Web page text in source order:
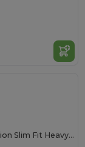
Tricou pentru bărbați Fashion Slim Fit Heavyweight